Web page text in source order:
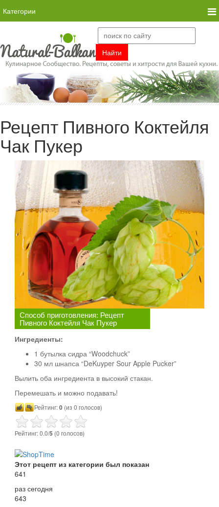
Категории
Рецепт Пивного Коктейля
Чак Пукер
Способ приготовления: Рецепт
Пивного Коктейля Чак Пукер
Ингредиенты:
1 бутылка сидра “Woodchuck”
30 мл шнапса “DeKuyper Sour Apple Pucker”
Вылить оба ингредиента в высокий стакан.
Перемешать и можно подавать!
Рейтинг:0 (из 0 голосов)
Рейтинг: 0.0/5 (0 голосов)
Этот рецепт из категории был показан
641
раз сегодня
643